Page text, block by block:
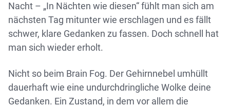
Nacht – „In Nächten wie diesen“ fühlt man sich am
nächsten Tag mitunter wie erschlagen und es fällt
schwer, klare Gedanken zu fassen. Doch schnell hat
man sich wieder erholt.
Nicht so beim Brain Fog. Der Gehirnnebel umhüllt
dauerhaft wie eine undurchdringliche Wolke deine
Gedanken. Ein Zustand, in dem vor allem die